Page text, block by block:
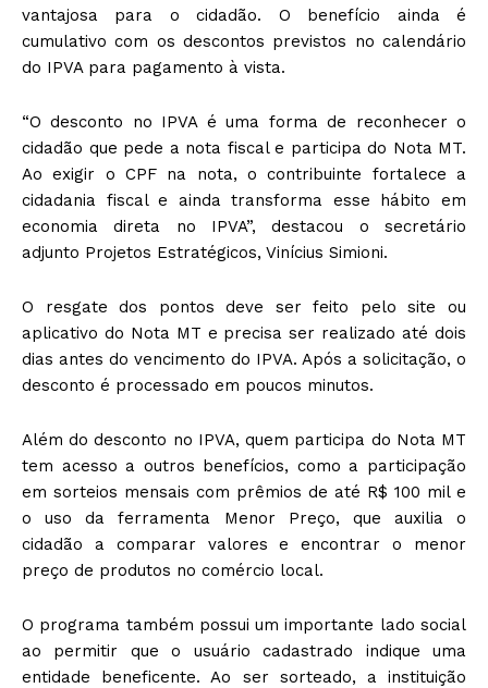
vantajosa para o cidadão. O benefício ainda é
cumulativo com os descontos previstos no calendário
do IPVA para pagamento à vista.
“O desconto no IPVA é uma forma de reconhecer o
cidadão que pede a nota fiscal e participa do Nota MT.
Ao exigir o CPF na nota, o contribuinte fortalece a
cidadania fiscal e ainda transforma esse hábito em
economia direta no IPVA”, destacou o secretário
adjunto Projetos Estratégicos, Vinícius Simioni.
O resgate dos pontos deve ser feito pelo site ou
aplicativo do Nota MT e precisa ser realizado até dois
dias antes do vencimento do IPVA. Após a solicitação, o
desconto é processado em poucos minutos.
Além do desconto no IPVA, quem participa do Nota MT
tem acesso a outros benefícios, como a participação
em sorteios mensais com prêmios de até R$ 100 mil e
o uso da ferramenta Menor Preço, que auxilia o
cidadão a comparar valores e encontrar o menor
preço de produtos no comércio local.
O programa também possui um importante lado social
ao permitir que o usuário cadastrado indique uma
entidade beneficente. Ao ser sorteado, a instituição